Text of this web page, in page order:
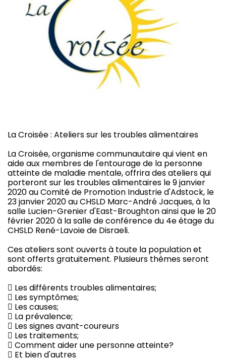
La Croisée : Ateliers sur les troubles alimentaires
La Croisée, organisme communautaire qui vient en
aide aux membres de l'entourage de la personne
atteinte de maladie mentale, offrira des ateliers qui
porteront sur les troubles alimentaires le 9 janvier
2020 au Comité de Promotion Industrie d'Adstock, le
23 janvier 2020 au CHSLD Marc-André Jacques, à la
salle Lucien-Grenier d'East-Broughton ainsi que le 20
février 2020 à la salle de conférence du 4e étage du
CHSLD René-Lavoie de Disraeli.
Ces ateliers sont ouverts à toute la population et
sont offerts gratuitement. Plusieurs thèmes seront
abordés:
 Les différents troubles alimentaires;
 Les symptômes;
 Les causes;
 La prévalence;
 Les signes avant-coureurs
 Les traitements;
 Comment aider une personne atteinte?
 Et bien d'autres